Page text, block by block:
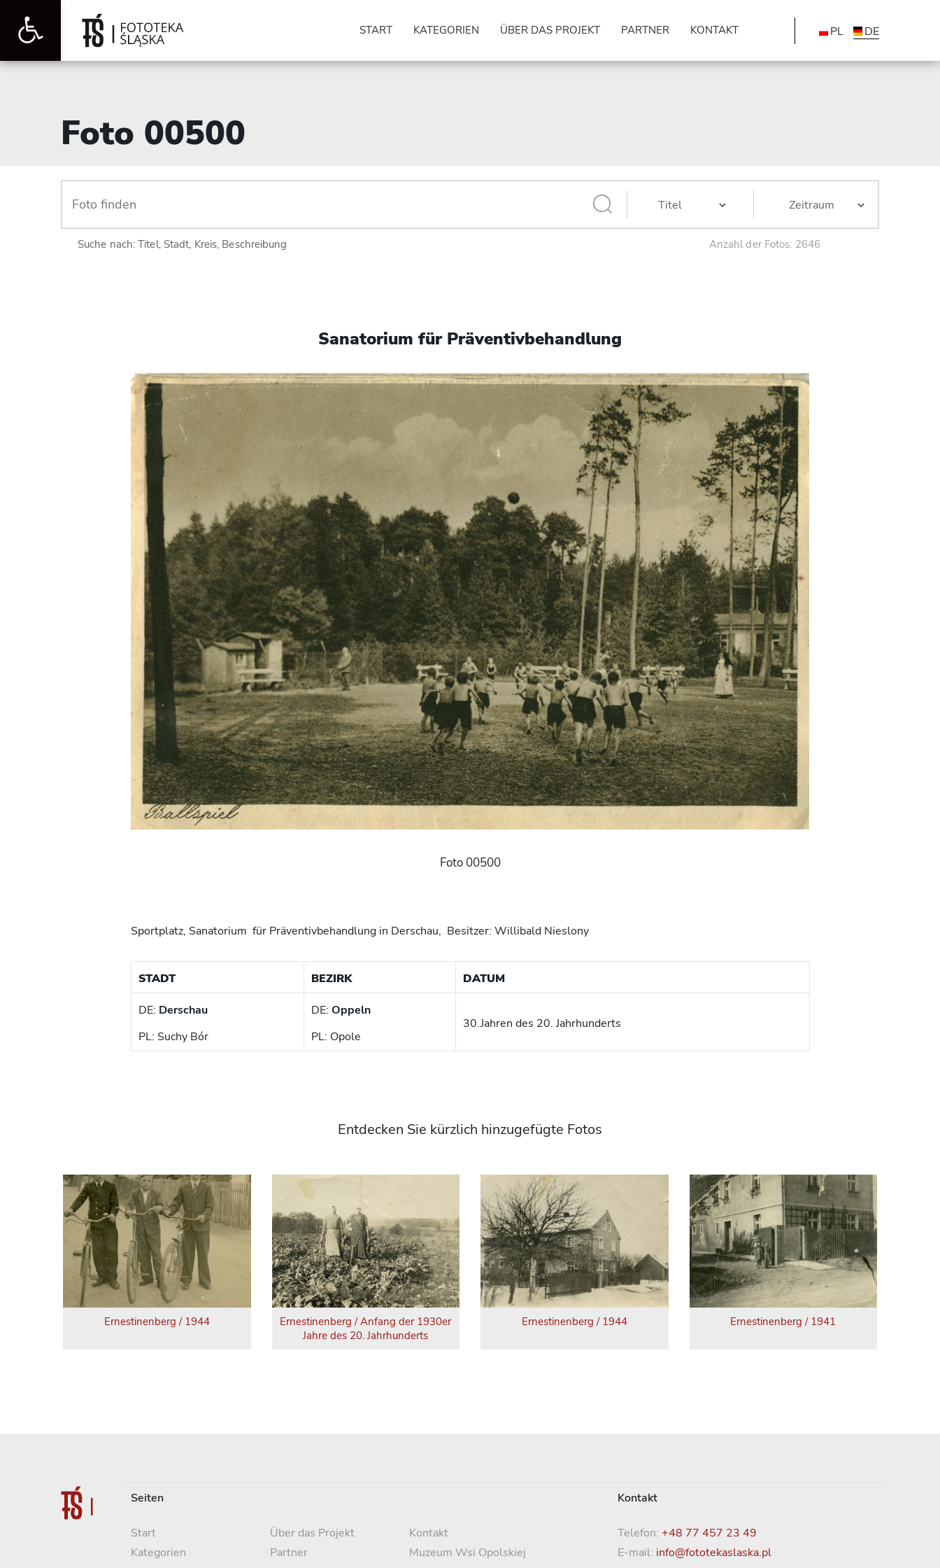
Werkzeugleiste
START KATEGORIEN ÜBER DAS PROJEKT PARTNER KONTAKT PL DE
Foto 00500
Suche nach: Titel, Stadt, Kreis, Beschreibung Anzahl der Fotos: 2646
Sanatorium für Präventivbehandlung
Foto 00500
Sportplatz, Sanatorium für Präventivbehandlung in Derschau, Besitzer: Willibald Nieslony
STADT BEZIRK DATUM
DE: Derschau
PL: Suchy Bór
DE: Oppeln
PL: Opole
30.Jahren des 20. Jahrhunderts
Entdecken Sie kürzlich hinzugefügte Fotos
Ernestinenberg / 1944
Ernestinenberg / Anfang der 1930er
Jahre des 20. Jahrhunderts
Ernestinenberg / 1944 Ernestinenberg / 1941
Seiten
Start
Kategorien
Über das Projekt
Partner
Kontakt
Muzeum Wsi Opolskiej
Kontakt
Telefon: +48 77 457 23 49
E-mail: info@fototekaslaska.pl